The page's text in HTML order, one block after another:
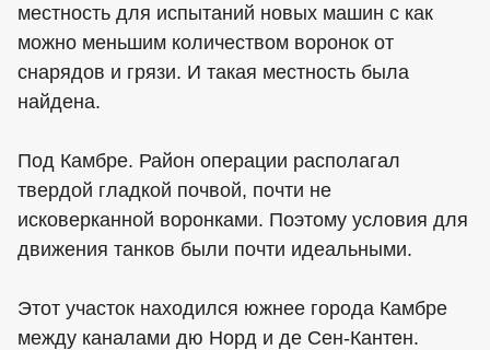
местность для испытаний новых машин с как
можно меньшим количеством воронок от
снарядов и грязи. И такая местность была
найдена.
Под Камбре. Район операции располагал
твердой гладкой почвой, почти не
исковерканной воронками. Поэтому условия для
движения танков были почти идеальными.
Этот участок находился южнее города Камбре
между каналами дю Норд и де Сен-Кантен.